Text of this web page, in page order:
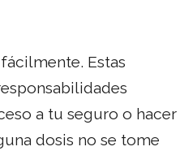
Estas
a tu seguro o hacer
dosis no se tome